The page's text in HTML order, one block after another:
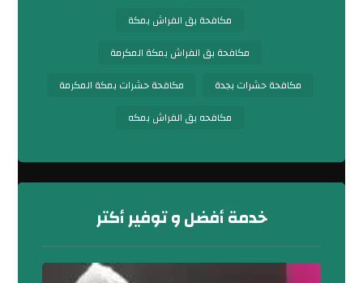
مكافحة بق الفراش بمكة
مكافحة بق الفراش بمكة المكرمة
مكافحة حشرات بجدة
مكافحة حشرات بمكة المكرمة
مكافحه بق الفراش بمكه
خدمة أفضل و توفير أكتر